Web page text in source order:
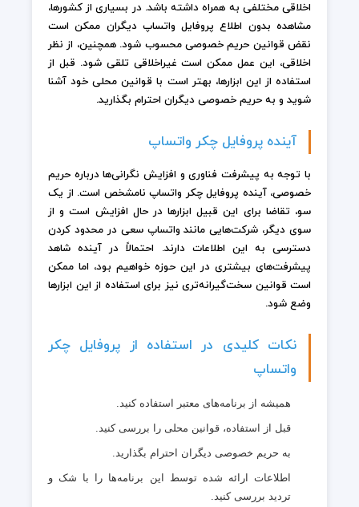
اخلاقی مختلفی به همراه داشته باشد. در بسیاری از کشورها،
مشاهده بدون اطلاع پروفایل واتساپ دیگران ممکن است
نقض قوانین حریم خصوصی محسوب شود. همچنین، از نظر
اخلاقی، این عمل ممکن است غیراخلاقی تلقی شود. قبل از
استفاده از این ابزارها، بهتر است با قوانین محلی خود آشنا
شوید و به حریم خصوصی دیگران احترام بگذارید.
آینده پروفایل چکر واتساپ
با توجه به پیشرفت فناوری و افزایش نگرانی‌ها درباره حریم
خصوصی، آینده پروفایل چکر واتساپ نامشخص است. از یک
سو، تقاضا برای این قبیل ابزارها در حال افزایش است و از
سوی دیگر، شرکت‌هایی مانند واتساپ سعی در محدود کردن
دسترسی به این اطلاعات دارند. احتمالاً در آینده شاهد
پیشرفت‌های بیشتری در این حوزه خواهیم بود، اما ممکن
است قوانین سخت‌گیرانه‌تری نیز برای استفاده از این ابزارها
وضع شود.
نکات کلیدی در استفاده از پروفایل چکر
واتساپ
همیشه از برنامه‌های معتبر استفاده کنید.
قبل از استفاده، قوانین محلی را بررسی کنید.
به حریم خصوصی دیگران احترام بگذارید.
اطلاعات ارائه شده توسط این برنامه‌ها را با شک و
تردید بررسی کنید.